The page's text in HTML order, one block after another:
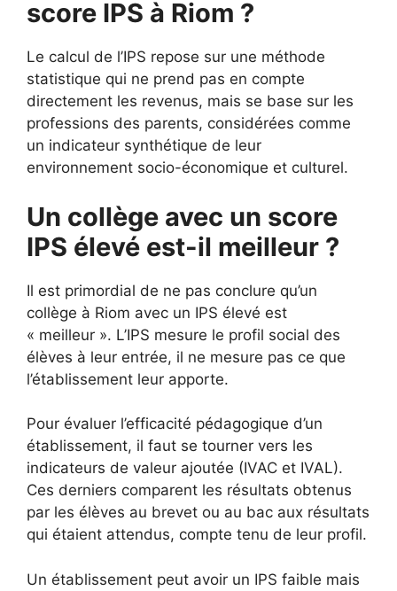
score IPS à Riom ?
Le calcul de l’IPS repose sur une méthode
statistique qui ne prend pas en compte
directement les revenus, mais se base sur les
professions des parents, considérées comme
un indicateur synthétique de leur
environnement socio-économique et culturel.
Un collège avec un score
IPS élevé est-il meilleur ?
Il est primordial de ne pas conclure qu’un
collège à Riom avec un IPS élevé est
« meilleur ». L’IPS mesure le profil social des
élèves à leur entrée, il ne mesure pas ce que
l’établissement leur apporte.
Pour évaluer l’efficacité pédagogique d’un
établissement, il faut se tourner vers les
indicateurs de valeur ajoutée (IVAC et IVAL).
Ces derniers comparent les résultats obtenus
par les élèves au brevet ou au bac aux résultats
qui étaient attendus, compte tenu de leur profil.
Un établissement peut avoir un IPS faible mais